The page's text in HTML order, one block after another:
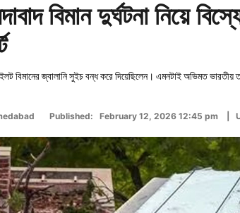
বিমান দুর্ঘটনা নিয়ে
বিমানের জ্বালানি সুইচ বন্ধ করে দিয়েছিলেন। এমনটাই অভিমত ভারতীয়
Published: February 12, 2026 12:45 pm |